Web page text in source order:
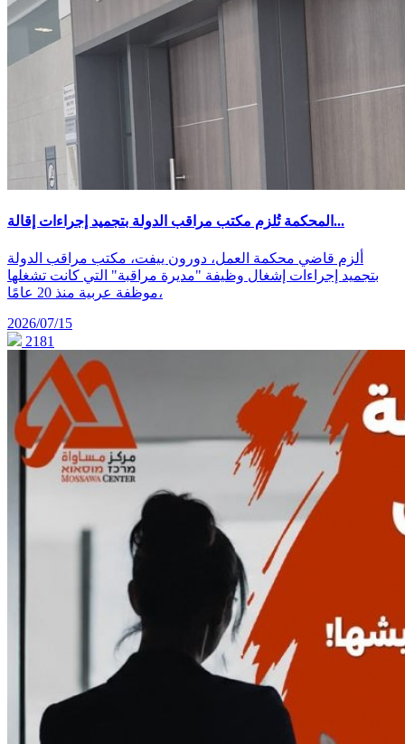
المحكمة تُلزم مكتب مراقب الدولة بتجميد إجراءات إقالة...
ألزم قاضي محكمة العمل، دورون ييفت، مكتب مراقب الدولة
بتجميد إجراءات إشغال وظيفة "مديرة مراقبة" التي كانت تشغلها
موظفة عربية منذ 20 عامًا،
2026/07/15
2181